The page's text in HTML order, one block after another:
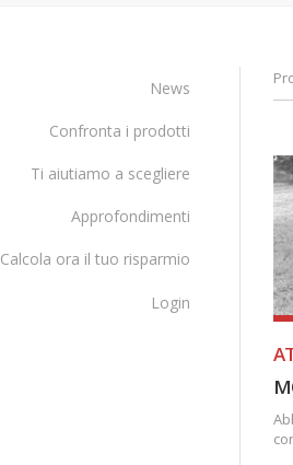
News
Confronta i prodotti
Ti aiutiamo a scegliere
Approfondimenti
Calcola ora il tuo risparmio
Login